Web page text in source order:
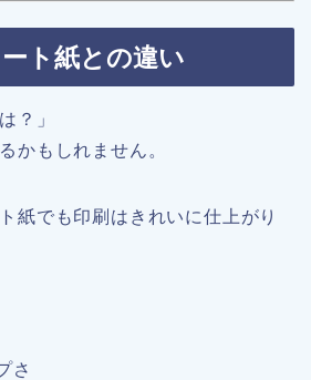
ト紙との違い
？」
かもしれません。
紙でも印刷はきれいに仕上がり
さ